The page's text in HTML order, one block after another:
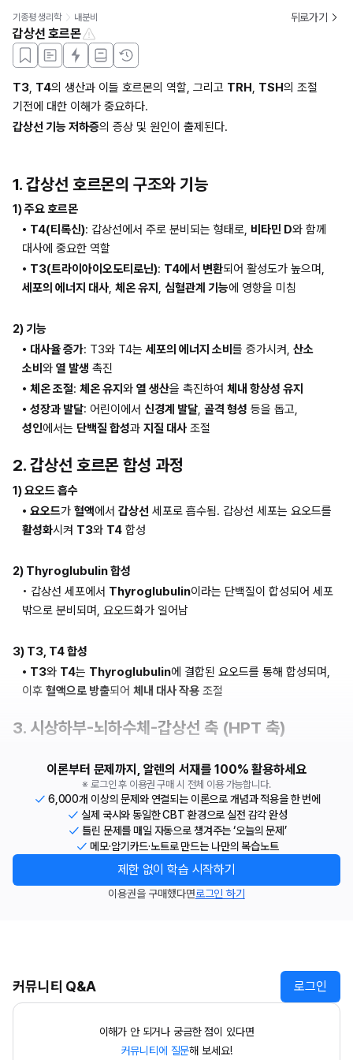
기종평 생리학 내분비 뒤로가기
갑상선 호르몬
T3, T4의 생산과 이들 호르몬의 역할, 그리고 TRH, TSH의 조절
기전에 대한 이해가 중요하다.
갑상선 기능 저하증의 증상 및 원인이 출제된다.
1. 갑상선 호르몬의 구조와 기능
1) 주요 호르몬
• T4(티록신): 갑상선에서 주로 분비되는 형태로, 비타민 D와 함께
대사에 중요한 역할
• T3(트라이아이오도티로닌): T4에서 변환
세포의 에너지 대사, 체온 유지 , 심혈관계 기능에 영향을 미침
2) 기능
• 대사율 증가: T3와 T4는 세포의 에너지 소비 를 증가시켜, 산소
소비 와 열 발생 촉진
• 체온 조절: 체온 유지 와 열 생산을 촉진하여 체내 항상성 유지
• 성장과 발달: 어린이에서 신경계 발달, 골격 형성
성인에서는 단백질 합성과 지질 대사 조절
2. 갑상선 호르몬 합성 과정
1) 요오드 흡수
• 요오드가 혈액에서 갑상선
활성화시켜 T3와 T4 합성
2) Thyroglubulin 합성
• 갑상선 세포에서 Thyroglubulin이라는 단백질이 합성되어 세포
밖으로 분비되며, 요오드화가 일어남
3) T3, T4 합성
• T3와 T4는 Thyroglubulin에 결합된 요오드를 통해 합성되며,
이후 혈액으로 방출되어 체내 대사 작용 조절
3. 시상하부-뇌하수체-갑상선 축 (HPT 축)
이론부터 문제까지, 알렌의 서재를 100% 활용하세요
※ 로그인 후 이용권 구매 시 전체 이용 가능합니다.
6,000개 이상의 문제와 연결되는 이론으로 개념과 적용을 한 번에
실제 국시와 동일한 CBT 환경으로 실전 감각 완성
틀린 문제를 매일 자동으로 챙겨주는 ‘오늘의 문제’
메모·암기카드·노트로 만드는 나만의 복습노트
제한 없이 학습 시작하기
이용권을 구매했다면로그인 하기
커뮤니티 Q&A 로그인
이해가 안 되거나 궁금한 점이 있다면
커뮤니티에 질문해 보세요!